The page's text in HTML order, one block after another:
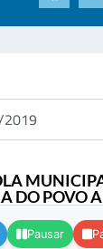
DO POVO
Pausar